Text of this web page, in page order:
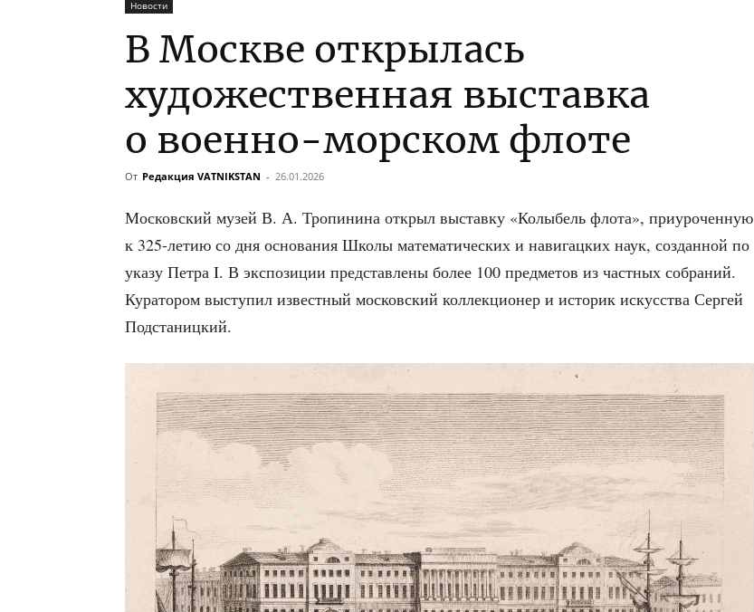
Новости
В Москве открылась
художественная выставка
о военно-морском флоте
От Редакция VATNIKSTAN - 26.01.2026
Мос­ков­ский музей В. А. Тро­пи­ни­на открыл выстав­ку «Колы­бель фло­та», при­уро­чен­ную
к 325-летию со дня осно­ва­ния Шко­лы мате­ма­ти­че­ских и нави­гац­ких наук, создан­ной по
ука­зу Пет­ра I. В экс­по­зи­ции пред­став­ле­ны более 100 пред­ме­тов из част­ных собра­ний.
Кура­то­ром высту­пил извест­ный мос­ков­ский кол­лек­ци­о­нер и исто­рик искус­ства Сер­гей
Подстаницкий.